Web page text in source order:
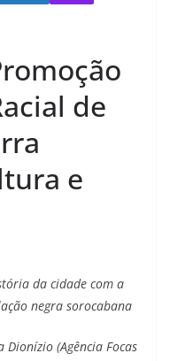
de
e
da cidade com a
negra sorocabana
(Agência Focas